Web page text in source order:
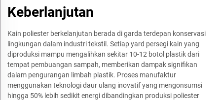
Keberlanjutan
Kain poliester berkelanjutan berada di garda terdepan konservasi
lingkungan dalam industri tekstil. Setiap yard persegi kain yang
diproduksi mampu mengalihkan sekitar 10-12 botol plastik dari
tempat pembuangan sampah, memberikan dampak signifikan
dalam pengurangan limbah plastik. Proses manufaktur
menggunakan teknologi daur ulang inovatif yang mengonsumsi
hingga 50% lebih sedikit energi dibandingkan produksi poliester